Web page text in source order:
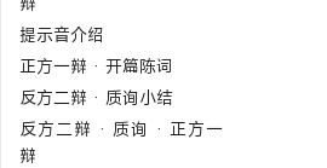
提示音介绍
正方一辩 · 开篇陈词
反方二辩 · 质询小结
反方二辩 · 质询 · 正方一
辩